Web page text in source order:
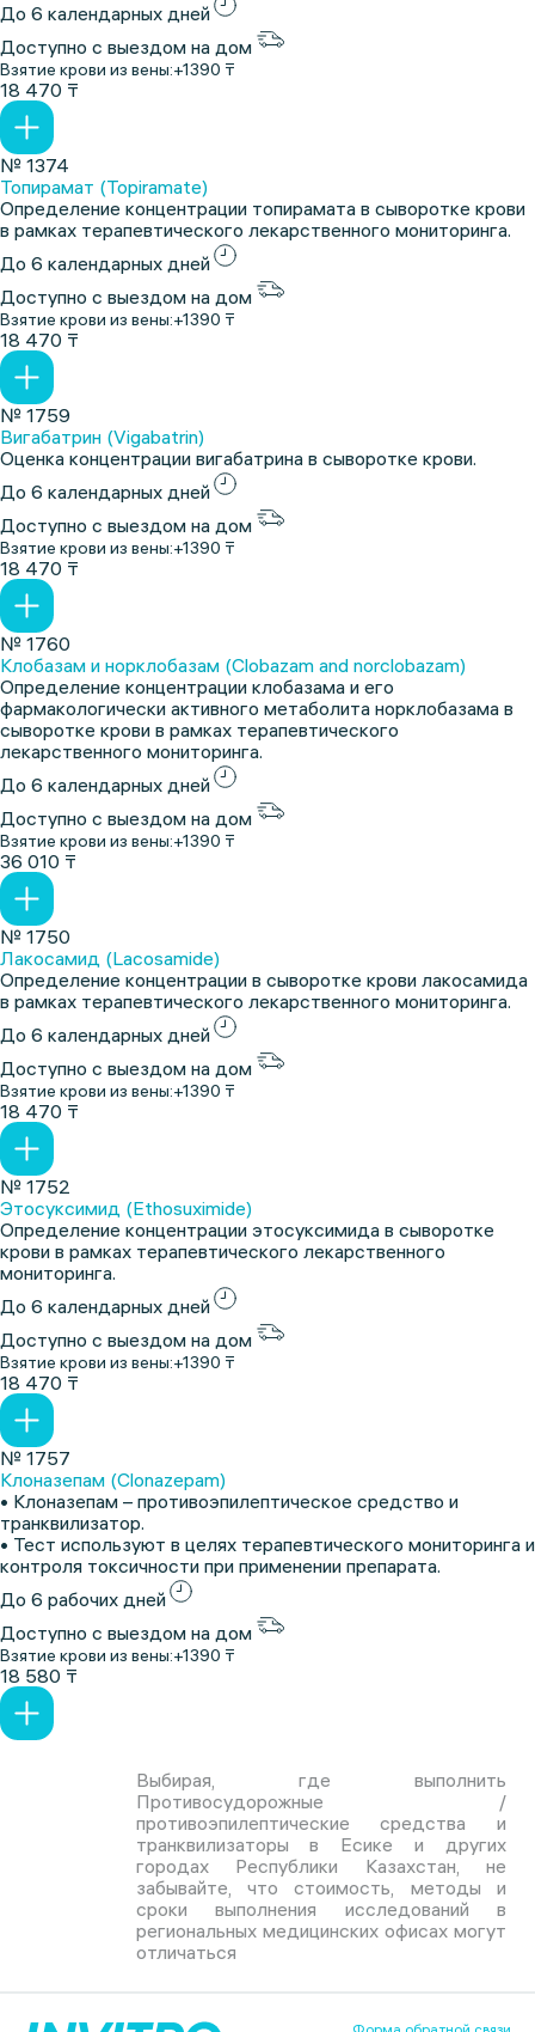
До 6 календарных дней
Доступно с выездом на дом
Взятие крови из вены:+1390 ₸
18 470 ₸
№ 1374
Топирамат (Topiramate)
Определение концентрации топирамата в сыворотке крови
в рамках терапевтического лекарственного мониторинга.
До 6 календарных дней
Доступно с выездом на дом
Взятие крови из вены:+1390 ₸
18 470 ₸
№ 1759
Вигабатрин (Vigabatrin)
Оценка концентрации вигабатрина в сыворотке крови.
До 6 календарных дней
Доступно с выездом на дом
Взятие крови из вены:+1390 ₸
18 470 ₸
№ 1760
Клобазам и норклобазам (Clobazam and norclobazam)
Определение концентрации клобазама и его
фармакологически активного метаболита норклобазама в
сыворотке крови в рамках терапевтического
лекарственного мониторинга.
До 6 календарных дней
Доступно с выездом на дом
Взятие крови из вены:+1390 ₸
36 010 ₸
№ 1750
Лакосамид (Lacosamide)
Определение концентрации в сыворотке крови лакосамида
в рамках терапевтического лекарственного мониторинга.
До 6 календарных дней
Доступно с выездом на дом
Взятие крови из вены:+1390 ₸
18 470 ₸
№ 1752
Этосуксимид (Ethosuximide)
Определение концентрации этосуксимида в сыворотке
крови в рамках терапевтического лекарственного
мониторинга.
До 6 календарных дней
Доступно с выездом на дом
Взятие крови из вены:+1390 ₸
18 470 ₸
№ 1757
Клоназепам (Clonazepam)
• Клоназепам – противоэпилептическое средство и
транквилизатор.
• Тест используют в целях терапевтического мониторинга и
контроля токсичности при применении препарата.
До 6 рабочих дней
Доступно с выездом на дом
Взятие крови из вены:+1390 ₸
18 580 ₸
Выбирая, где выполнить
Противосудорожные /
противоэпилептические средства и
транквилизаторы в Есике и других
городах Республики Казахстан, не
забывайте, что стоимость, методы и
сроки выполнения исследований в
региональных медицинских офисах могут
отличаться